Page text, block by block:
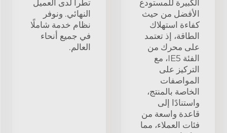
الكبيرة للمستودع
الأفضل من حيث
كفاءة استهلاك
الطاقة، إذ تعتمد
على محرك من
الفئة IE5، مع
التركيز على
المواصفات
الخاصة بالمنتج،
واستنادًا إلى
قاعدة واسعة من
فئات العملاء، مما
تطرأ لدى العميل
النهائي. ونوفر
نظام خدمة شاملًا
في جميع أنحاء
العالم.